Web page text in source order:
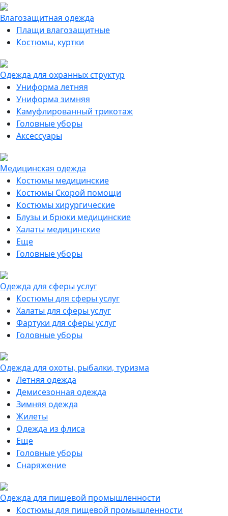
Влагозащитная одежда
Плащи влагозащитные
Костюмы, куртки
Одежда для охранных структур
Униформа летняя
Униформа зимняя
Камуфлированный трикотаж
Головные уборы
Аксессуары
Медицинская одежда
Костюмы медицинские
Костюмы Скорой помощи
Костюмы хирургические
Блузы и брюки медицинские
Халаты медицинские
Еще
Головные уборы
Одежда для сферы услуг
Костюмы для сферы услуг
Халаты для сферы услуг
Фартуки для сферы услуг
Головные уборы
Одежда для охоты, рыбалки, туризма
Летняя одежда
Демисезонная одежда
Зимняя одежда
Жилеты
Одежда из флиса
Еще
Головные уборы
Снаряжение
Одежда для пищевой промышленности
Костюмы для пищевой промышленности